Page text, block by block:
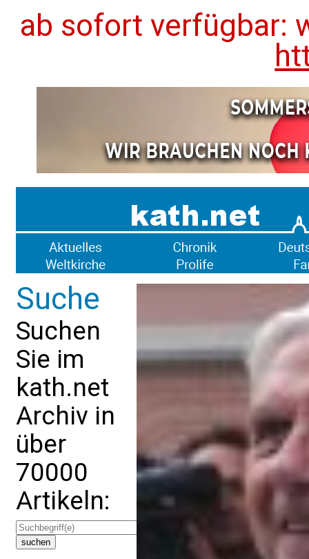
ab sofort verfügbar:
Suche
Suchen
Sie im
kath.net
Archiv in
über
70000
Artikeln: